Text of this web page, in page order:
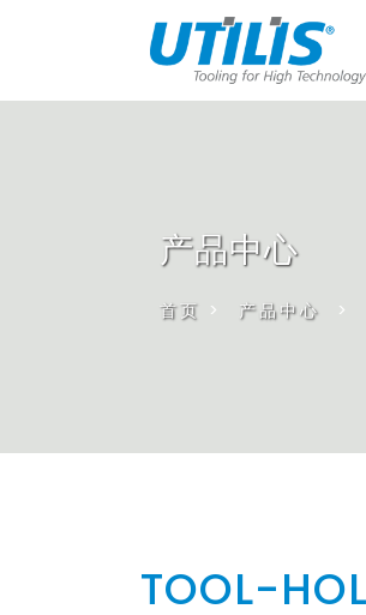
产品中心
首页 > 产品中心 >
TOOL-